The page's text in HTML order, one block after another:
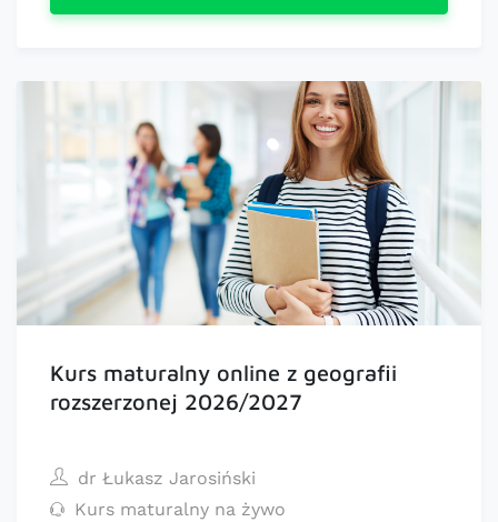
Kurs maturalny online z geografii
rozszerzonej 2026/2027
dr Łukasz Jarosiński
Kurs maturalny na żywo